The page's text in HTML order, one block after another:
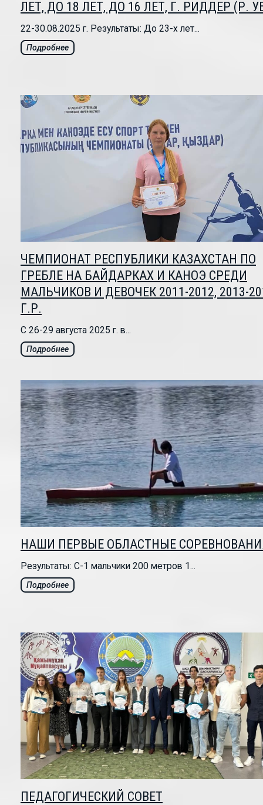
ЛЕТ, ДО 18 ЛЕТ, ДО 16 ЛЕТ, Г. РИДДЕР (Р.
22-30.08.2025 г. Результаты: До 23-х лет...
Подробнее
ЧЕМПИОНАТ РЕСПУБЛИКИ КАЗАХСТАН ПО
ГРЕБЛЕ НА БАЙДАРКАХ И КАНОЭ СРЕДИ
МАЛЬЧИКОВ И ДЕВОЧЕК 2011-2012, 2013-
Г.Р.
С 26-29 августа 2025 г. в...
Подробнее
НАШИ ПЕРВЫЕ ОБЛАСТНЫЕ
Результаты: С-1 мальчики 200 метров 1...
Подробнее
ПЕДАГОГИЧЕСКИЙ СОВЕТ